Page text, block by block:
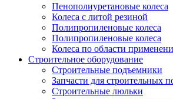
Пенополиуретановые колеса
Колеса с литой резиной
Полипропиленовые колеса
Полипропиленовые колеса
Колеса по области
Строительное оборудование
Строительные подъемники
Запчасти для строительных
Строительные люльки